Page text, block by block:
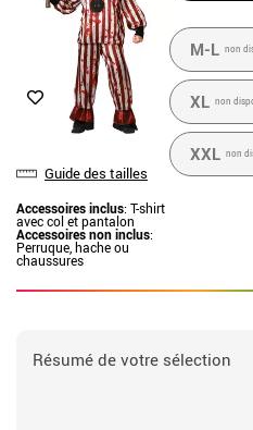
Guide des tailles
Accessoires inclus: T-shirt
avec col et pantalon
Accessoires non inclus:
Perruque, hache ou
chaussures
M-L non
XL non
XXL non
Résumé de votre sélection